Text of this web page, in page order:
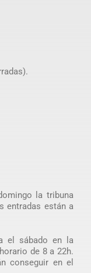
la tribuna
entradas están a
el sábado en la
de 8 a 22h.
conseguir en el